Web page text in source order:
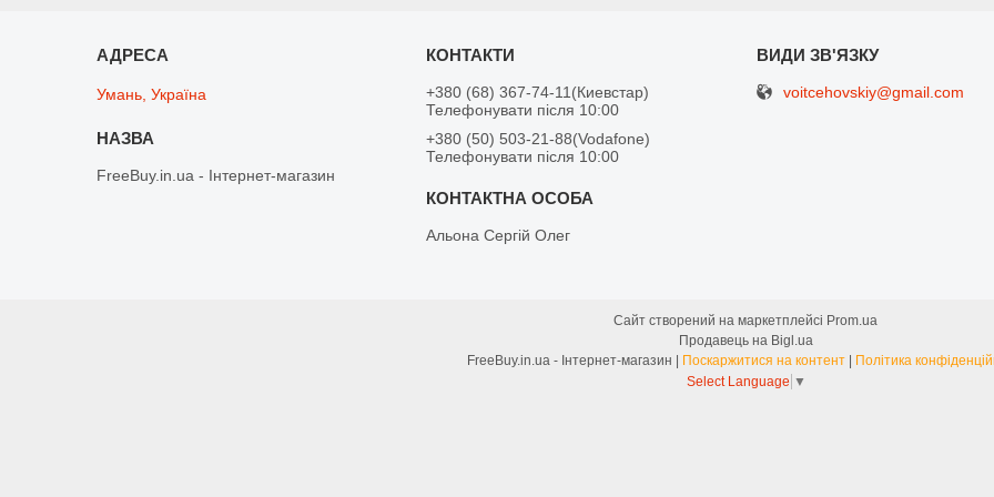
Умань, Україна
FreeBuy.in.ua - Інтернет-магазин
+380 (68) 367-74-11 Киевстар
Телефонувати після 10:00
+380 (50) 503-21-88 Vodafone
Телефонувати після 10:00
Альона Сергій Олег
voitcehovskiy@gmail.com
Сайт створений на маркетплейсі Prom.ua
Продавець на Bigl.ua
Поскаржитися на контент
Політика
Select Language ▼